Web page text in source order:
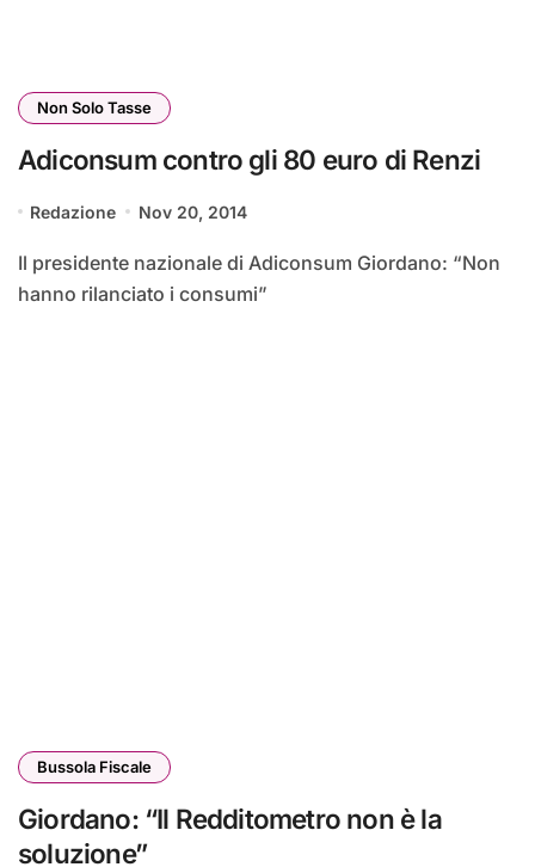
Non Solo Tasse
Adiconsum contro gli 80 euro di Renzi
Redazione Nov 20, 2014
Il presidente nazionale di Adiconsum Giordano: “Non
hanno rilanciato i consumi”
Bussola Fiscale
Giordano: “Il Redditometro non è la
soluzione”